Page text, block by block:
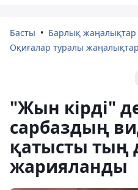
Басты
Барлық жаңалықтар
Оқиғалар туралы жаңалықтар
"Жын кірді"
сарбаздың
қатысты тың
жарияланды